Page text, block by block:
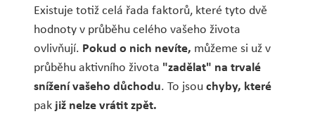
Existuje totiž celá řada faktorů, které tyto dvě
hodnoty v průběhu celého vašeho života
ovlivňují. Pokud o nich nevíte, můžeme si už v
průběhu aktivního života "zadělat" na trvalé
snížení vašeho důchodu. To jsouchyby, které
pak již nelze vrátit zpět.